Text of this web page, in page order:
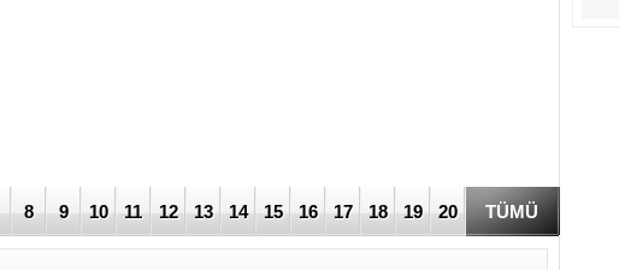
8 9 10 11 12 13 14 15 16 17 18 19 20 TÜMÜ